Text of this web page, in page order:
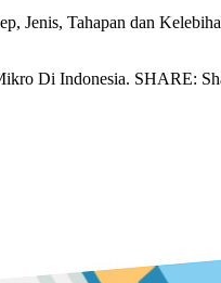
Jenis, Tahapan dan
Di Indonesia. SHARE: